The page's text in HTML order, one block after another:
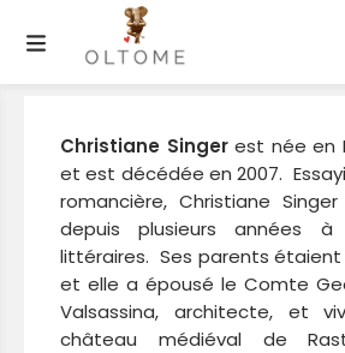
Christiane SINGER
Christiane Singerest née en
et est décédée en 2007.
romancière, Christiane
depuis plusieurs années
littéraires. Ses parents étaient
et elle a épousé le Comte
Valsassina, architecte, et
château médiéval de